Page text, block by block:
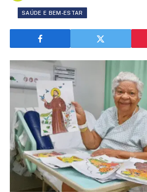
SAÚDE E BEM-ESTAR